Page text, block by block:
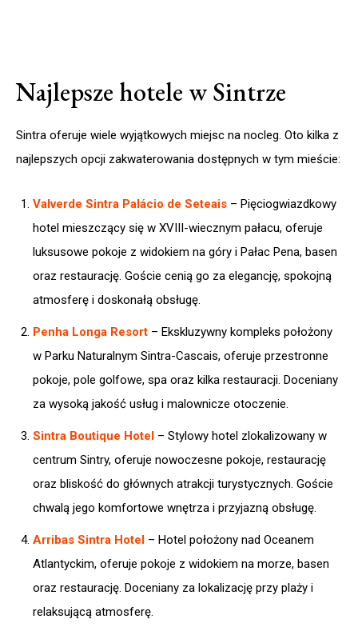
Najlepsze hotele w Sintrze
Sintra oferuje wiele wyjątkowych miejsc na nocleg. Oto kilka z
najlepszych opcji zakwaterowania dostępnych w tym mieście:
Valverde Sintra Palácio de Seteais – Pięciogwiazdkowy
hotel mieszczący się w XVIII-wiecznym pałacu, oferuje
luksusowe pokoje z widokiem na góry i Pałac Pena, basen
oraz restaurację. Goście cenią go za elegancję, spokojną
atmosferę i doskonałą obsługę. ​
Penha Longa Resort – Ekskluzywny kompleks położony
w Parku Naturalnym Sintra-Cascais, oferuje przestronne
pokoje, pole golfowe, spa oraz kilka restauracji. Doceniany
za wysoką jakość usług i malownicze otoczenie. ​
Sintra Boutique Hotel – Stylowy hotel zlokalizowany w
centrum Sintry, oferuje nowoczesne pokoje, restaurację
oraz bliskość do głównych atrakcji turystycznych. Goście
chwalą jego komfortowe wnętrza i przyjazną obsługę. ​
Arribas Sintra Hotel – Hotel położony nad Oceanem
Atlantyckim, oferuje pokoje z widokiem na morze, basen
oraz restaurację. Doceniany za lokalizację przy plaży i
relaksującą atmosferę. ​